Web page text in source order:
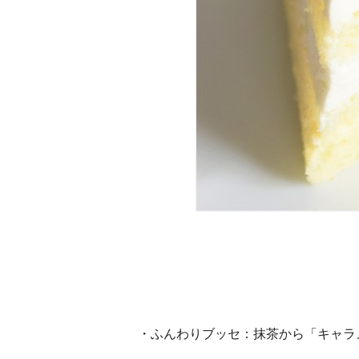
・ふんわりブッセ：抹茶から​「キャ